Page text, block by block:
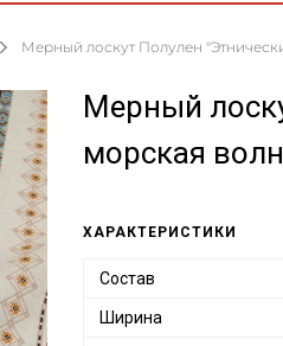
Мерный лоскут Полулен
Мерный
морская
ХАРАКТЕРИСТИКИ
Состав
Ширина